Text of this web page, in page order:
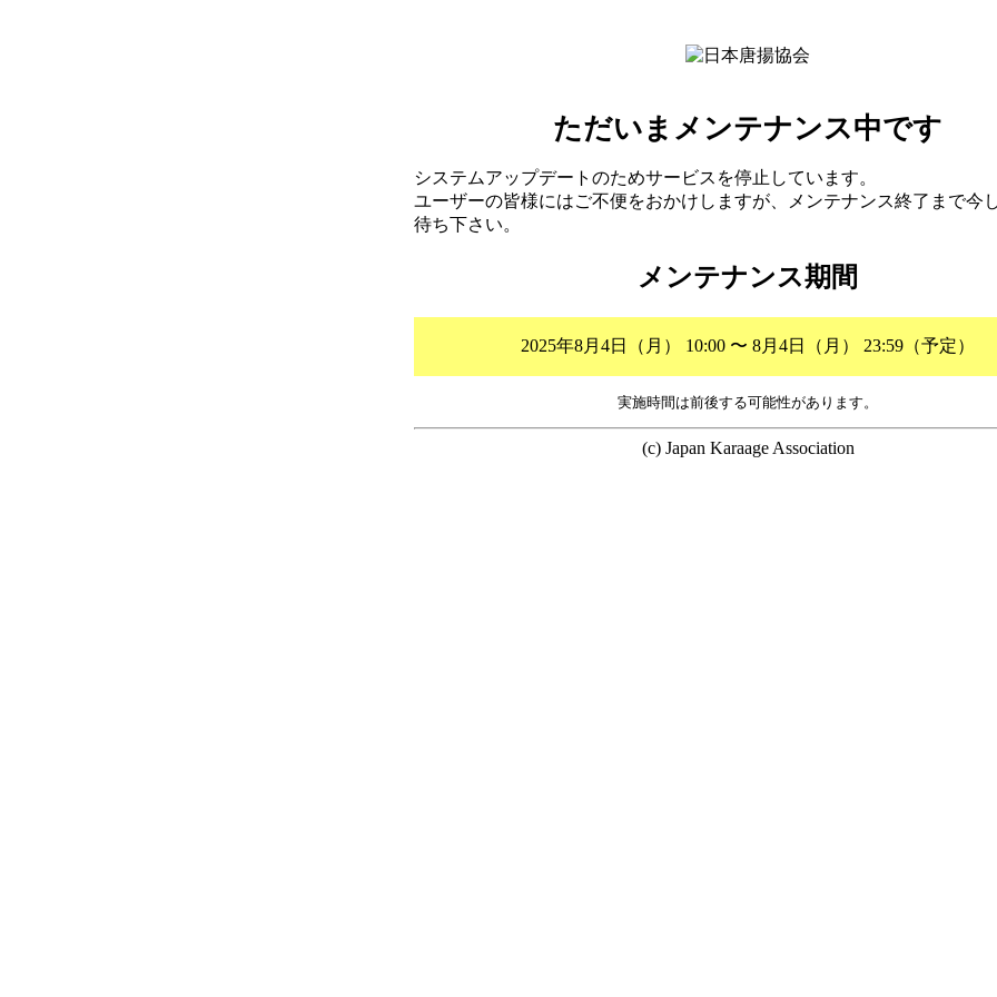
ただいまメンテナンス中です
システムアップデートのためサービスを停止しています。
ユーザーの皆様にはご不便をおかけしますが、メンテナンス終了まで今
待ち下さい。
メンテナンス期間
2025年8月4日（月） 10:00 〜 8月4日（月） 23:59（予定）
実施時間は前後する可能性があります。
(c) Japan Karaage Association